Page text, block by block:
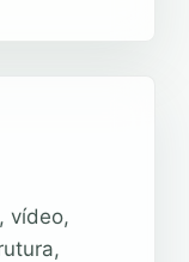
vídeo,